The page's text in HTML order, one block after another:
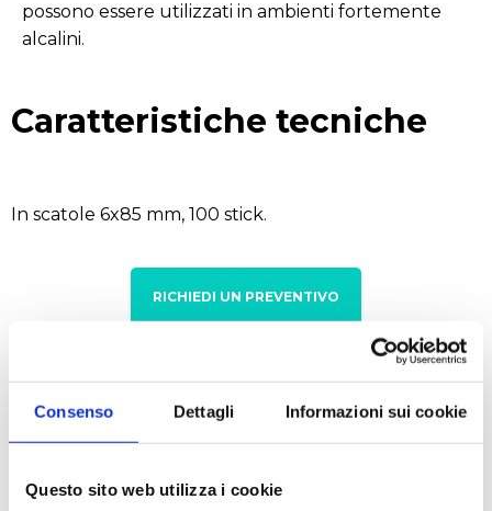
Consenso Dettagli Informazioni sui cookie
Questo sito web utilizza i cookie
possono essere utilizzati in ambienti fortemente
alcalini.
Caratteristiche tecniche
In scatole 6x85 mm, 100 stick.
RICHIEDI UN PREVENTIVO
Alimentare Ambientale
Biologico e diagnostico Chimico